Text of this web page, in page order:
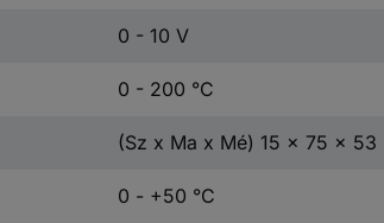
0 - 10 V
0 - 200 °C
(Sz x Ma x Mé) 15 x 75 x 53
0 - +50 °C